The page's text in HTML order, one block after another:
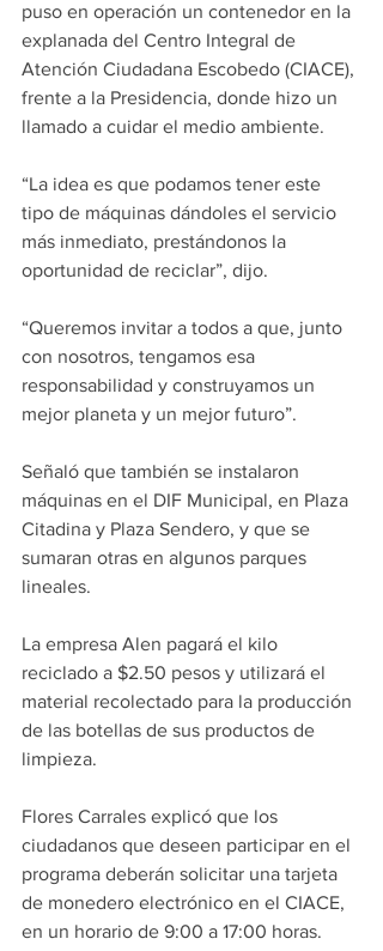
puso en operación un contenedor en la
explanada del Centro Integral de
Atención Ciudadana Escobedo (CIACE),
frente a la Presidencia, donde hizo un
llamado a cuidar el medio ambiente.
“La idea es que podamos tener este
tipo de máquinas dándoles el servicio
más inmediato, prestándonos la
oportunidad de reciclar”, dijo.
“Queremos invitar a todos a que, junto
con nosotros, tengamos esa
responsabilidad y construyamos un
mejor planeta y un mejor futuro”.
Señaló que también se instalaron
máquinas en el DIF Municipal, en Plaza
Citadina y Plaza Sendero, y que se
sumaran otras en algunos parques
lineales.
La empresa Alen pagará el kilo
reciclado a $2.50 pesos y utilizará el
material recolectado para la producción
de las botellas de sus productos de
limpieza.
Flores Carrales explicó que los
ciudadanos que deseen participar en el
programa deberán solicitar una tarjeta
de monedero electrónico en el CIACE,
en un horario de 9:00 a 17:00 horas.